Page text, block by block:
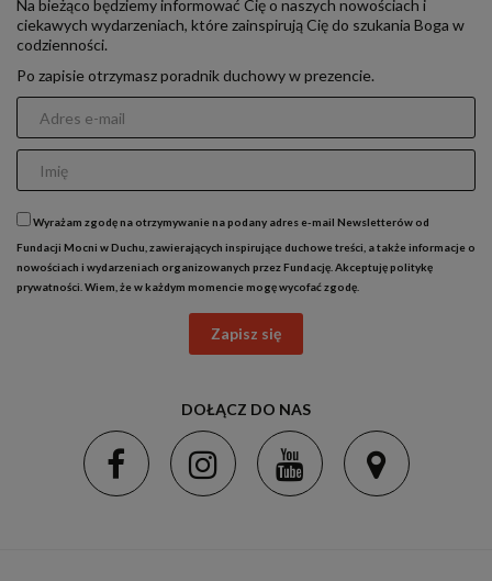
Na bieżąco będziemy informować Cię o naszych nowościach i
ciekawych wydarzeniach, które zainspirują Cię do szukania Boga w
codzienności.
Po zapisie otrzymasz poradnik duchowy w prezencie.
Wyrażam zgodę na otrzymywanie na podany adres e-mail Newsletterów od
Fundacji Mocni w Duchu, zawierających inspirujące duchowe treści, a także informacje o
nowościach i wydarzeniach organizowanych przez Fundację. Akceptujępolitykę
prywatności . Wiem, że w każdym momencie mogę wycofać zgodę.
Zapisz się
DOŁĄCZ DO NAS